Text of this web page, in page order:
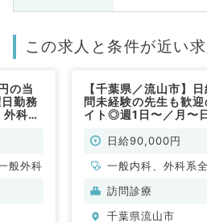
この求人と条件が近い求
の当
勤務
科系
般外科
【千葉県／流山市】
問未経験の先生も歓
イト◎週1日〜／月〜
時短勤務も応相談です
日給90,000円
一般内科、外科系
訪問診療
千葉県流山市